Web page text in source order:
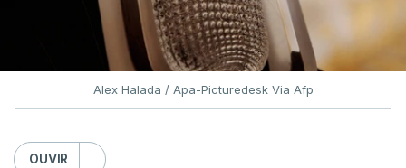
Alex Halada / Apa-Picturedesk Via Afp
OUVIR